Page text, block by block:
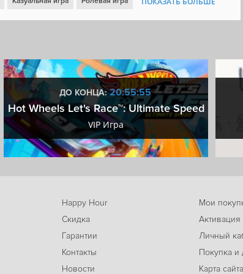
ДО КОНЦА:20:55:54
Hot Wheels Let's Race™: Ultimate Speed
VIP Игра
Happy Hour
Скидка
Гарантии
Контакты
Новости
Мои
Активация
Личный
Покупка и
Карта сайта